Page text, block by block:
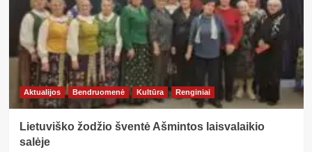
3×3
zoninių
varžybų
nugalėtojai
Aktualijos Bendruomenė Kultūra Renginiai
Lietuviško žodžio šventė Ašmintos laisvalaikio
salėje